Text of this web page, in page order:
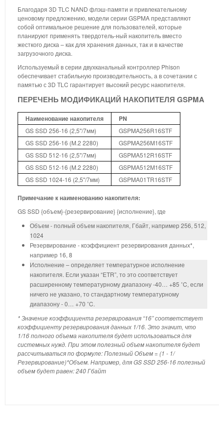
Благодаря 3D TLC NAND флэш-памяти и привлекательному
ценовому предложению, модели серии GSPMA представляют
собой оптимальное решение для пользователей, которые
планируют применять твердотель-ный накопитель вместо
жесткого диска – как для хранения данных, так и в качестве
загрузочного диска.
Используемый в серии двухканальный контроллер Phison
обеспечивает стабильную производительность, а в сочетании с
памятью с 3D TLC гарантирует высокий ресурс накопителя.
ПЕРЕЧЕНЬ МОДИФИКАЦИЙ НАКОПИТЕЛЯ GSPMA
Наименование накопителя PN
GS SSD 256-16 (2,5''/7мм)
GSPMA256R16STF
GS SSD 256-16 (M.2 2280)
GSPMA256M16STF
GS SSD 512-16 (2,5''/7мм)
GSPMA512R16STF
GS SSD 512-16 (M.2 2280)
GSPMA512M16STF
GS SSD 1024-16 (2,5''/7мм)
GSPMA01TR16STF
Примечание к наименованию накопителя:
GS SSD {объем}-{резервирование} {исполнение}, где
Объем - полный объем накопителя, Гбайт, например 256, 512,
1024
Резервирование - коэффициент резервирования данных*,
например 16, 8
Исполнение – определяет температурное исполнение
накопителя. Если указан “ETR”, то это соответствует
расширенному температурному диапазону -40… +85 ˚C, если
ничего не указано, то стандартному температурному
диапазону - 0… +70 ˚C.
* Значение коэффициента резервирования “16” соответствует
коэффициенту резервирования данных 1/16. Это значит, что
1/16 полного объема накопителя будет использоваться для
системных нужд. При этом полезный объем накопителя будет
рассчитываться по формуле: Полезный Объем = (1 - 1/
Резервирование)*Объем. Например, для GS SSD 256-16 полезный
объем будет равен: 240 Гбайт